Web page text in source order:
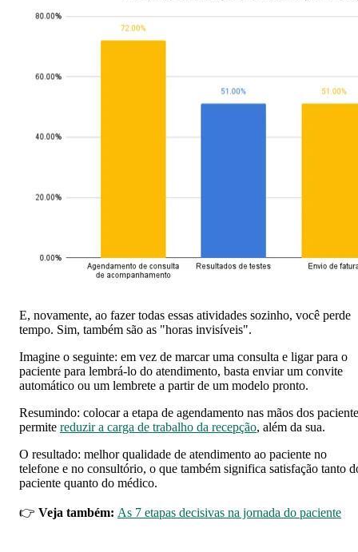
E, novamente, ao fazer todas essas atividades sozinho, você perde
tempo. Sim, também são as "horas invisíveis".
Imagine o seguinte: em vez de marcar uma consulta e ligar para o
paciente para lembrá-lo do atendimento, basta enviar um convite
automático ou um lembrete a partir de um modelo pronto.
Resumindo: colocar a etapa de agendamento nas mãos dos
permite reduzir a carga de trabalho da recepção, além da sua.
O resultado: melhor qualidade de atendimento ao paciente no
telefone e no consultório, o que também significa satisfação tanto
paciente quanto do médico.
👉 Veja também: As 7 etapas decisivas na jornada do paciente